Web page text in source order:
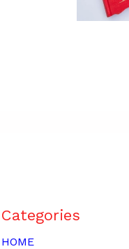
Categories
HOME